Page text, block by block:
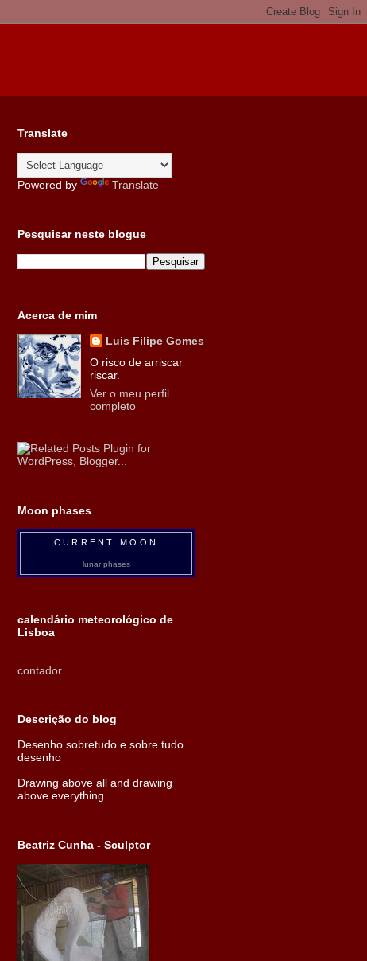
Translate
Powered by Translate
Pesquisar neste blogue
Acerca de mim
Luis Filipe Gomes
O risco de arriscar
riscar.
Ver o meu perfil
completo
Moon phases
CURRENT MOON
lunar phases
calendário meteorológico de
Lisboa
contador
Descrição do blog
Desenho sobretudo e sobre tudo
desenho
Drawing above all and drawing
above everything
Beatriz Cunha - Sculptor